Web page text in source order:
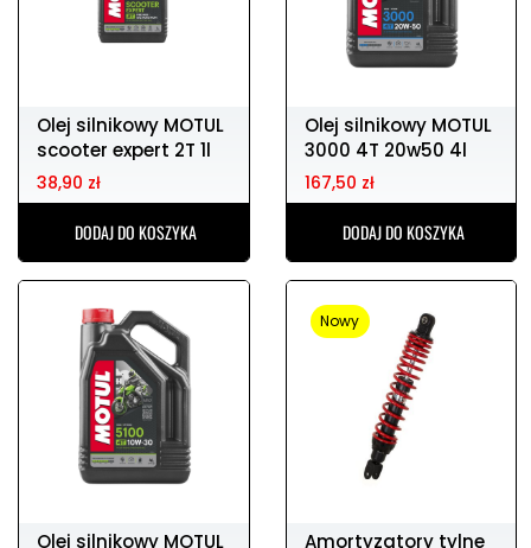
Olej silnikowy MOTUL
scooter expert 2T 1l
38,90 zł
DODAJ DO KOSZYKA
Olej silnikowy MOTUL
3000 4T 20w50 4l
167,50 zł
DODAJ DO KOSZYKA
Olej silnikowy MOTUL
Nowy
Amortyzatory tylne